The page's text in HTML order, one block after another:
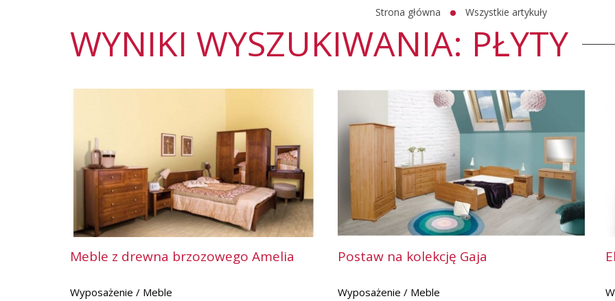
Strona główna Wszystkie artykuły
WYNIKI WYSZUKIWANIA: PŁYTY
Meble z drewna brzozowego Amelia
Wyposażenie / Meble
Postaw na kolekcję Gaja
Wyposażenie / Meble